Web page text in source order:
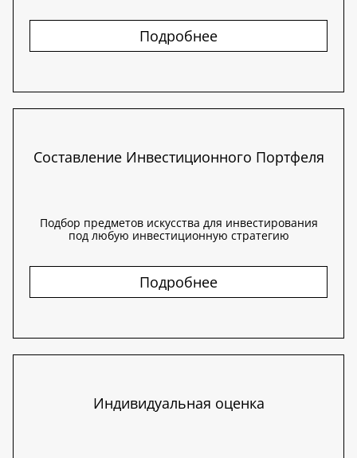
Подробнее
Составление Инвестиционного Портфеля
Подбор предметов искусства для инвестирования
под любую инвестиционную стратегию
Подробнее
Индивидуальная оценка